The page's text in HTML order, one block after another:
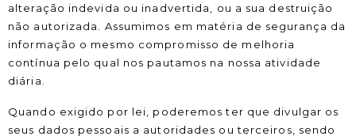
alteração indevida ou inadvertida, ou a sua destruição
não autorizada. Assumimos em matéria de segurança da
informação o mesmo compromisso de melhoria
contínua pelo qual nos pautamos na nossa atividade
diária.
Quando exigido por lei, poderemos ter que divulgar os
seus dados pessoais a autoridades ou terceiros, sendo